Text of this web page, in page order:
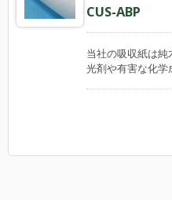
格がはるかに安く
CUS-ABP
当社の吸収紙は
光剤や有害な化学
ます。 この紙は